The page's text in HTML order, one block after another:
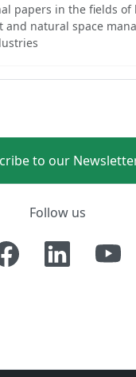
papers in the fields
and natural space
to our
Follow us